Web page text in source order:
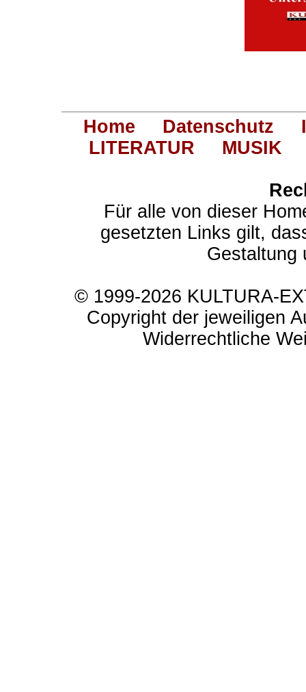
Home Datenschutz
LITERATUR
MUSIK
Für alle von dieser
gesetzten Links gilt,
Gestaltung
© 1999-2026 KULTURA-
Copyright der jeweiligen
Widerrechtliche